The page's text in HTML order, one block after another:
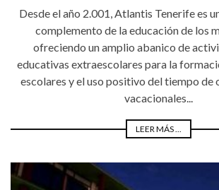
Desde el año 2.001, Atlantis Tenerife es
complemento de la educación de los
ofreciendo un amplio abanico de
educativas extraescolares para la
escolares y el uso positivo del tiempo de
vacacionales...
LEER MÁS ...